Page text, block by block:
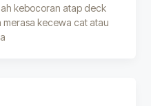
kebocoran atap deck
kecewa cat atau